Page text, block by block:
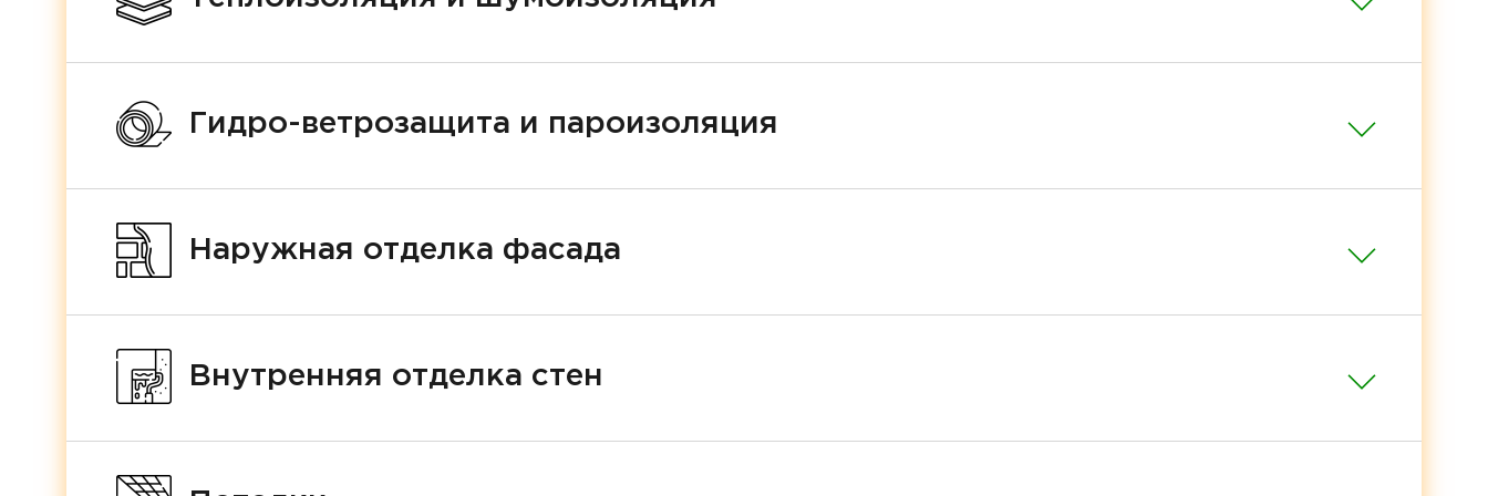
Гидро-ветрозащита и пароизоляция
Наружная отделка фасада
Внутренняя отделка стен